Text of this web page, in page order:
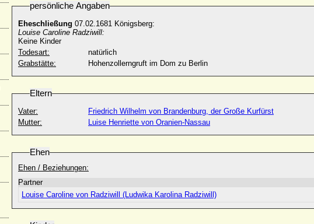
persönliche Angaben
Eheschließung 07.02.1681 Königsberg:
Louise Caroline Radziwill:
Keine Kinder
Todesart:
natürlich
Grabstätte:
Hohenzollerngruft im Dom zu Berlin
Eltern
Vater:
Friedrich Wilhelm von Brandenburg, der Große Kurfürst
Mutter:
Luise Henriette von Oranien-Nassau
Ehen
Ehen / Beziehungen:
Partner
Louise Caroline von Radziwill (Ludwika Karolina Radziwill)